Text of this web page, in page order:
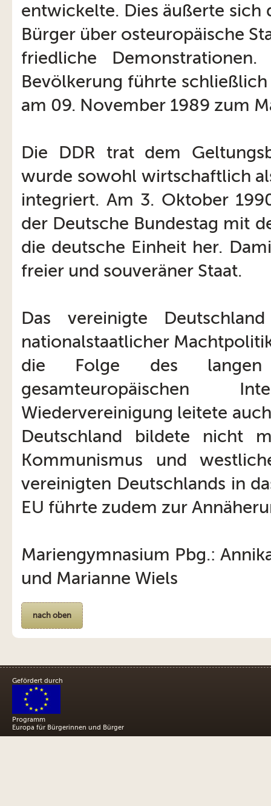
entwickelte. Dies äußerte
Bürger über osteuropäische
friedliche
Bevölkerung führte
am 09. November 1989 zum
Die DDR trat dem
wurde sowohl wirtschaftlich
integriert. Am 3. Oktober
der Deutsche Bundestag mit
die deutsche Einheit her.
freier und souveräner Staat.
Das vereinigte
nationalstaatlicher
die Folge des langen
gesamteuropäischen
Wiedervereinigung leitete
Deutschland bildete nicht
Kommunismus und
vereinigten Deutschlands in
EU führte zudem zur
Mariengymnasium Pbg.:
und Marianne Wiels
nach oben
Gefördert durch
Programm
Europa für Bürgerinnen und Bürger